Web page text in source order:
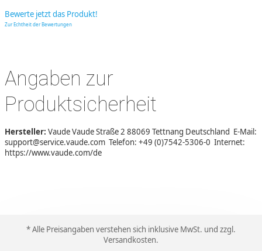
Bewerte jetzt das Produkt!
Zur Echtheit der Bewertungen
Angaben zur
Produktsicherheit
Hersteller: Vaude Vaude Straße 2 88069 Tettnang Deutschland E-Mail:
support@service.vaude.com Telefon: +49 (0)7542-5306-0 Internet:
https://www.vaude.com/de
* Alle Preisangaben verstehen sich inklusive MwSt. und zzgl.
Versandkosten.